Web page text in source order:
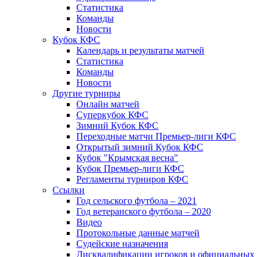
Статистика
Команды
Новости
Кубок КФС
Календарь и результаты матчей
Статистика
Команды
Новости
Другие турниры
Онлайн матчей
Суперкубок КФС
Зимний Кубок КФС
Переходные матчи Премьер-лиги КФС
Открытый зимний Кубок КФС
Кубок "Крымская весна"
Кубок Премьер-лиги КФС
Регламенты турниров КФС
Ссылки
Год сельского футбола – 2021
Год ветеранского футбола – 2020
Видео
Протокольные данные матчей
Судейские назначения
Дисквалификации игроков и официальных